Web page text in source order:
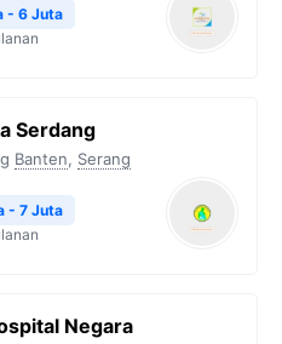
- 6 Juta
Serdang
Banten, Serang
- 7 Juta
Negara